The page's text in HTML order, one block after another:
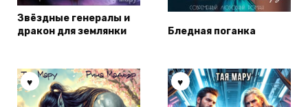
Звёздные генералы и
дракон для землянки
Бледная поганка